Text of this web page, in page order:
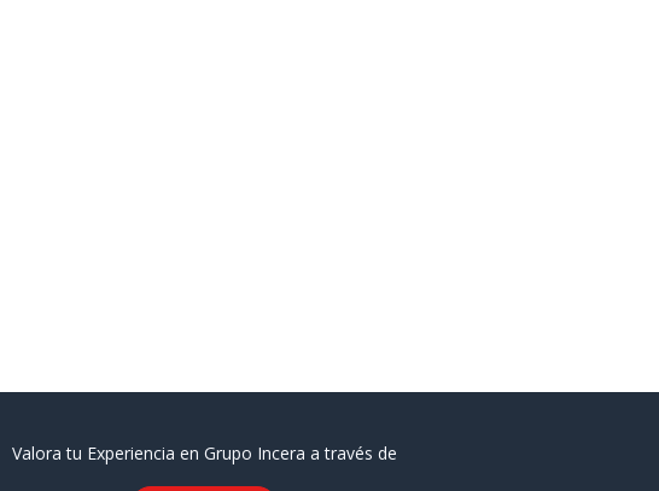
Valora tu Experiencia en Grupo Incera a través de